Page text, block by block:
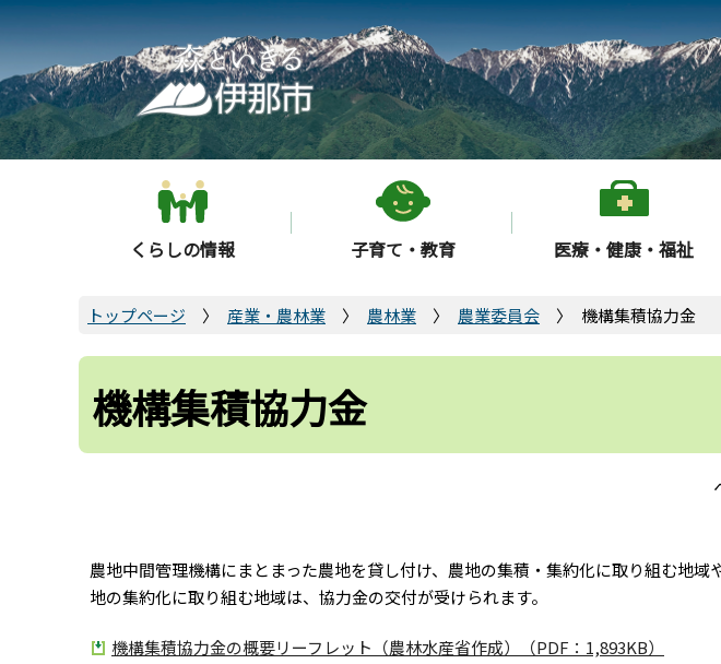
こ
の
ペ
ー
ジ
の
くらしの情報 子育て・教育 医療・健康・福祉
トップページ 産業・農林業 農林業 農業委員会 機構集積協力金
機構集積協力金
農地中間管理機構にまとまった農地を貸し付け、農地の集積・集約化に取り組む地
地の集約化に取り組む地域は、協力金の交付が受けられます。
機構集積協力金の概要リーフレット（農林水産省作成）（PDF：1,893KB）